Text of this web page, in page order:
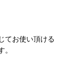
てお使い頂ける